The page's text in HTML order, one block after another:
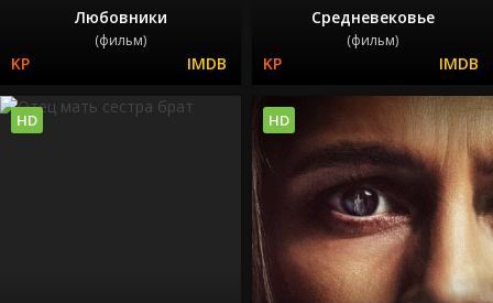
Любовники
(фильм)
Средневековье
(фильм)
HD HD